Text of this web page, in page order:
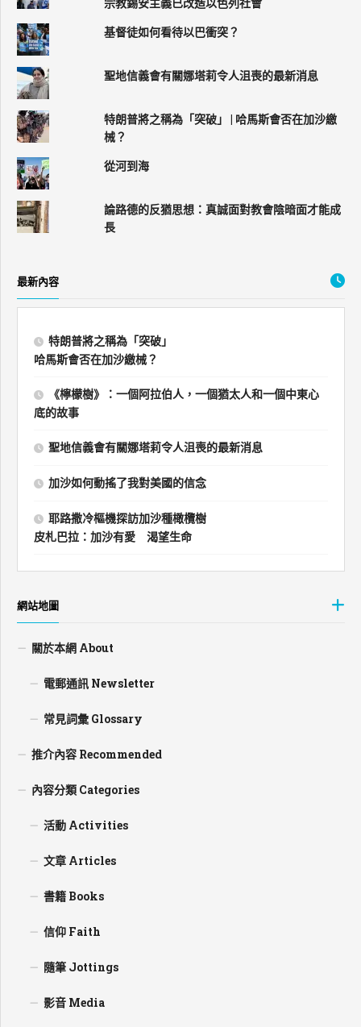
基督徒如何看待以巴衝突？
聖地信義會有關娜塔莉令人沮喪的最新消息
特朗普將之稱為「突破」 | 哈馬斯會否在加沙繳
械？
從河到海
論路德的反猶思想：真誠面對教會陰暗面才能成
長
最新內容
特朗普將之稱為「突破」
哈馬斯會否在加沙繳械？
《檸檬樹》：一個阿拉伯人，一個猶太人和一個中東心
底的故事
聖地信義會有關娜塔莉令人沮喪的最新消息
加沙如何動搖了我對美國的信念
耶路撒冷樞機探訪加沙種橄欖樹
皮札巴拉：加沙有愛 渴望生命
網站地圖
關於本網 About
電郵通訊 Newsletter
常見詞彙 Glossary
推介內容 Recommended
內容分類 Categories
活動 Activities
文章 Articles
書籍 Books
信仰 Faith
隨筆 Jottings
影音 Media